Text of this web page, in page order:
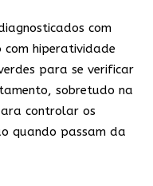
com
hiperatividade
para se verificar
sobretudo na
controlar os
quando passam da